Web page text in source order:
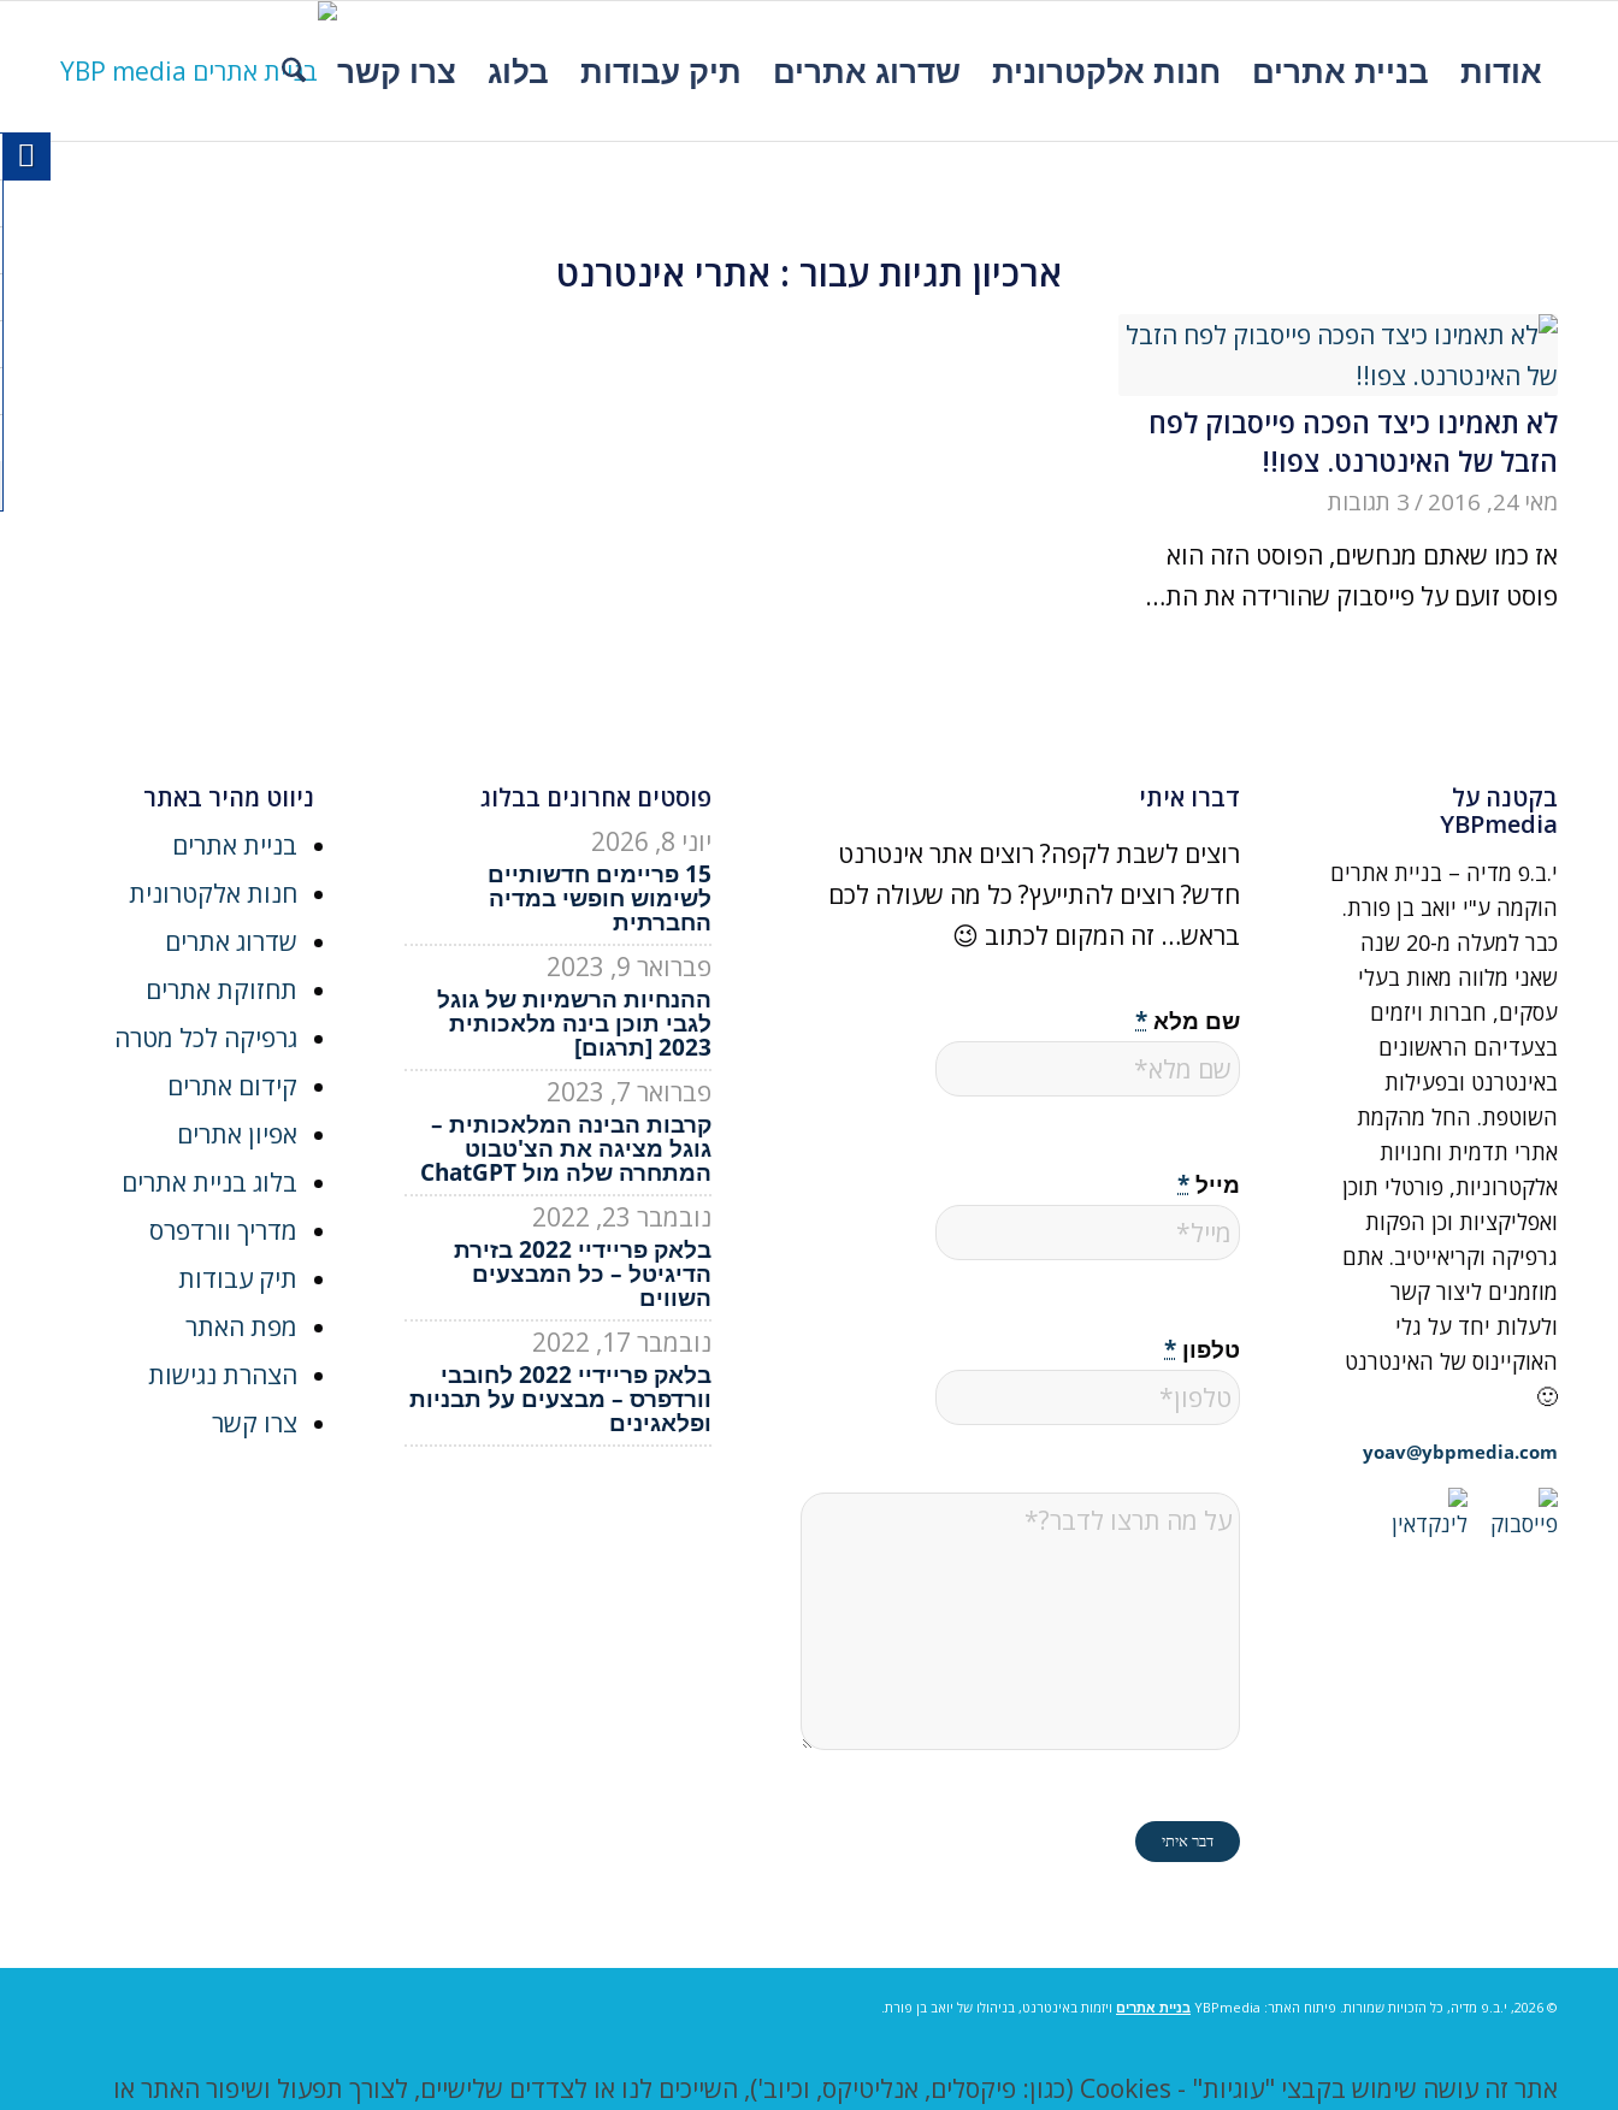
אודות בניית אתרים חנות אלקטרונית שדרוג אתרים תיק עבודות בלוג צרו קשר
ארכיון תגיות עבור : אתרי אינטרנט
לא תאמינו כיצד הפכה פייסבוק לפח
הזבל של האינטרנט. צפו!!
מאי 24, 2016 /3 תגובות
אז כמו שאתם מנחשים, הפוסט הזה הוא
פוסט זועם על פייסבוק שהורידה את הת…
בקטנה על
YBPmedia
י.ב.פ מדיה – בניית אתרים
הוקמה ע"י יואב בן פורת.
כבר למעלה מ-20 שנה
שאני מלווה מאות בעלי
עסקים, חברות ויזמים
בצעדיהם הראשונים
באינטרנט ובפעילות
השוטפת. החל מהקמת
אתרי תדמית וחנויות
אלקטרוניות, פורטלי תוכן
ואפליקציות וכן הפקות
גרפיקה וקריאייטיב. אתם
מוזמנים ליצור קשר
ולעלות יחד על גלי
האוקיינוס של האינטרנט
🙂
yoav@ybpmedia.com
דברו איתי
רוצים לשבת לקפה? רוצים אתר אינטרנט
חדש? רוצים להתייעץ? כל מה שעולה לכם
בראש… זה המקום לכתוב 😉
שם מלא*
מייל*
טלפון *
פוסטים אחרונים בבלוג
יוני 8, 2026
15 פריימים חדשותיים
לשימוש חופשי במדיה
החברתית
פברואר 9, 2023
ההנחיות הרשמיות של גוגל
לגבי תוכן בינה מלאכותית
2023 [תרגום]
פברואר 7, 2023
קרבות הבינה המלאכותית –
גוגל מציגה את הצ'טבוט
המתחרה שלה מול ChatGPT
נובמבר 23, 2022
בלאק פריידיי 2022 בזירת
הדיגיטל – כל המבצעים
השווים
נובמבר 17, 2022
בלאק פריידיי 2022 לחובבי
וורדפרס – מבצעים על תבניות
ופלאגינים
ניווט מהיר באתר
בניית אתרים
חנות אלקטרונית
שדרוג אתרים
תחזוקת אתרים
גרפיקה לכל מטרה
קידום אתרים
אפיון אתרים
בלוג בניית אתרים
מדריך וורדפרס
תיק עבודות
מפת האתר
הצהרת נגישות
צרו קשר
© 2026, י.ב.פ מדיה, כל הזכויות שמורות. פיתוח האתר: YBPmedia בניית אתרים ויזמות באינטרנט, בניהולו של יואב בן פורת.
אתר זה עושה שימוש בקבצי "עוגיות" - Cookies (כגון: פיקסלים, אנליטיקס, וכיוב'), השייכים לנו או לצדדים שלישיים, לצורך תפעול ושיפור האתר או